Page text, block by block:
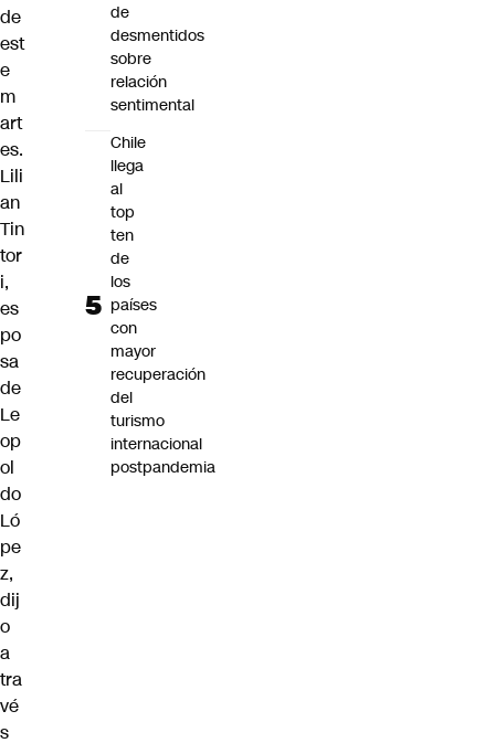
de
est
e
m
art
es.
Lili
an
Tin
tor
i,
es
po
sa
de
Le
op
ol
do
Ló
pe
z,
dij
o
a
tra
vé
s
de
desmentidos
sobre
relación
sentimental
Chile
llega
al
top
ten
de
los
países
con
mayor
recuperación
del
turismo
internacional
postpandemia